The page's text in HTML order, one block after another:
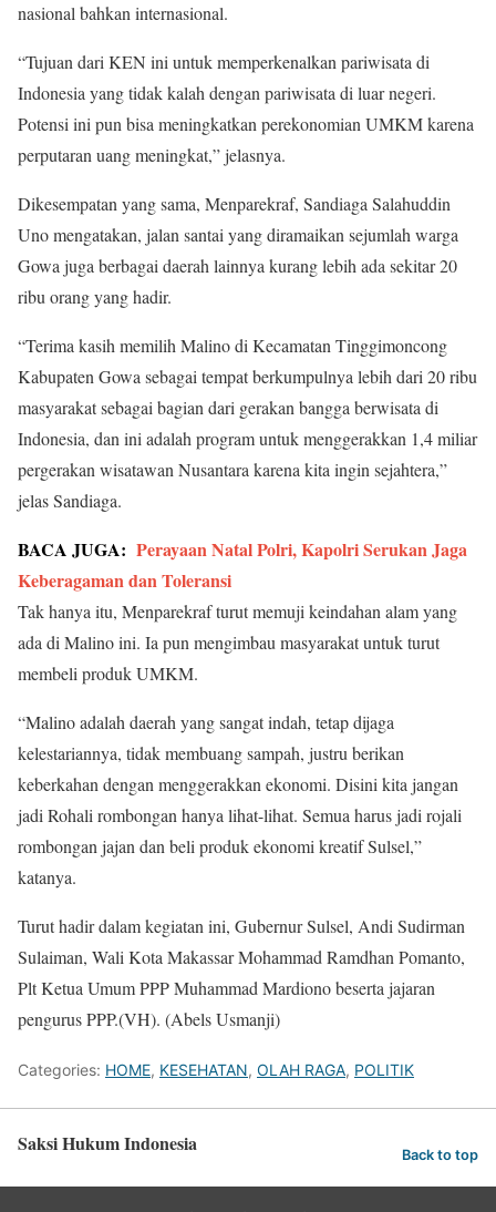
nasional bahkan internasional.
“Tujuan dari KEN ini untuk memperkenalkan pariwisata di
Indonesia yang tidak kalah dengan pariwisata di luar negeri.
Potensi ini pun bisa meningkatkan perekonomian UMKM karena
perputaran uang meningkat,” jelasnya.
Dikesempatan yang sama, Menparekraf, Sandiaga Salahuddin
Uno mengatakan, jalan santai yang diramaikan sejumlah warga
Gowa juga berbagai daerah lainnya kurang lebih ada sekitar 20
ribu orang yang hadir.
“Terima kasih memilih Malino di Kecamatan Tinggimoncong
Kabupaten Gowa sebagai tempat berkumpulnya lebih dari 20 ribu
masyarakat sebagai bagian dari gerakan bangga berwisata di
Indonesia, dan ini adalah program untuk menggerakkan 1,4 miliar
pergerakan wisatawan Nusantara karena kita ingin sejahtera,”
jelas Sandiaga.
BACA JUGA: Perayaan Natal Polri, Kapolri Serukan Jaga
Keberagaman dan Toleransi
Tak hanya itu, Menparekraf turut memuji keindahan alam yang
ada di Malino ini. Ia pun mengimbau masyarakat untuk turut
membeli produk UMKM.
“Malino adalah daerah yang sangat indah, tetap dijaga
kelestariannya, tidak membuang sampah, justru berikan
keberkahan dengan menggerakkan ekonomi. Disini kita jangan
jadi Rohali rombongan hanya lihat-lihat. Semua harus jadi rojali
rombongan jajan dan beli produk ekonomi kreatif Sulsel,”
katanya.
Turut hadir dalam kegiatan ini, Gubernur Sulsel, Andi Sudirman
Sulaiman, Wali Kota Makassar Mohammad Ramdhan Pomanto,
Plt Ketua Umum PPP Muhammad Mardiono beserta jajaran
pengurus PPP.(VH). (Abels Usmanji)
Categories: HOME, KESEHATAN, OLAH RAGA, POLITIK
Saksi Hukum Indonesia Back to top